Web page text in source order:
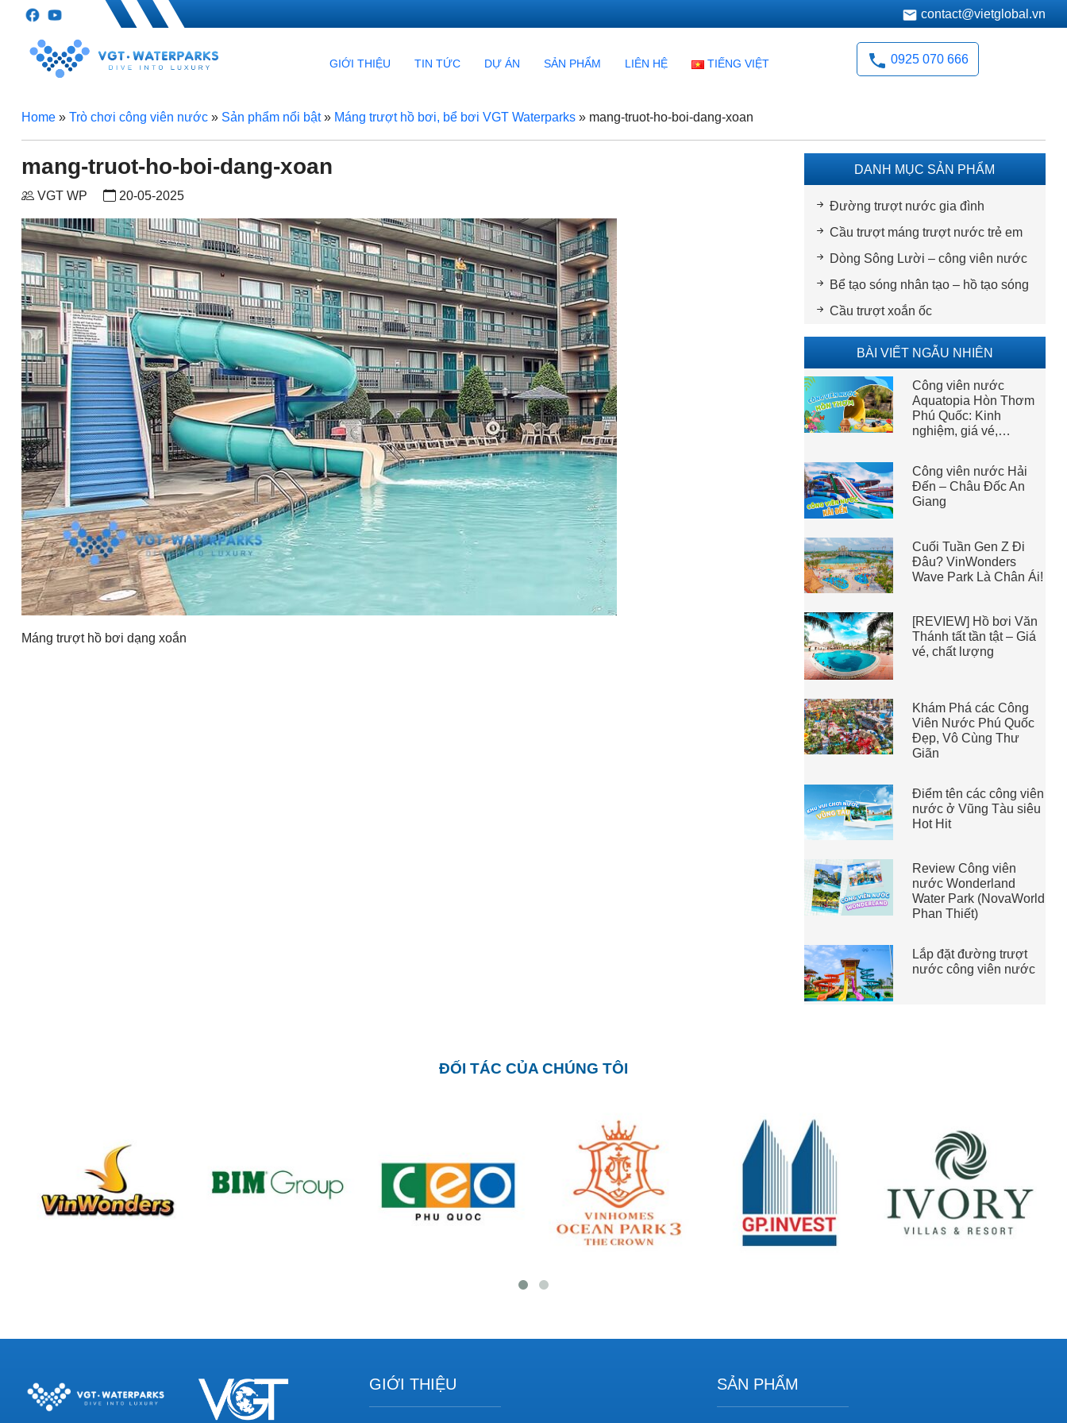
contact@vietglobal.vn
GIỚI THIỆU TIN TỨC DỰ ÁN SẢN PHẨM LIÊN HỆ TIẾNG VIỆT 0925 070 666
Home» Trò chơi công viên nước» Sản phẩm nổi bật» Máng trượt hồ bơi, bể bơi VGT Waterparks» mang-truot-ho-boi-dang-xoan
mang-truot-ho-boi-dang-xoan
VGT WP 20-05-2025
Máng trượt hồ bơi dạng xoắn
DANH MỤC SẢN PHẨM
Đường trượt nước gia đình
Cầu trượt máng trượt nước trẻ em
Dòng Sông Lười – công viên nước
Bể tạo sóng nhân tạo – hồ tạo sóng
Cầu trượt xoắn ốc
BÀI VIẾT NGẪU NHIÊN
Công viên nước
Aquatopia Hòn Thơm
Phú Quốc: Kinh
nghiệm, giá vé,…
Công viên nước Hải
Đến – Châu Đốc An
Giang
Cuối Tuần Gen Z Đi
Đâu? VinWonders
Wave Park Là Chân Ái!
[REVIEW] Hồ bơi Văn
Thánh tất tần tật – Giá
vé, chất lượng
Khám Phá các Công
Viên Nước Phú Quốc
Đẹp, Vô Cùng Thư
Giãn
Điểm tên các công viên
nước ở Vũng Tàu siêu
Hot Hit
Review Công viên
nước Wonderland
Water Park (NovaWorld
Phan Thiết)
Lắp đặt đường trượt
nước công viên nước
ĐỐI TÁC CỦA CHÚNG TÔI
GIỚI THIỆU SẢN PHẨM